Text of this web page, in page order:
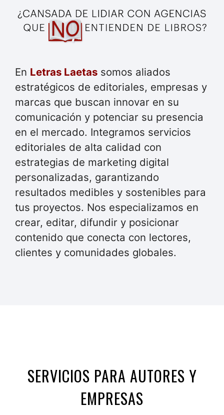
En Letras Laetas somos aliados
estratégicos de editoriales, empresas y
marcas que buscan innovar en su
comunicación y potenciar su presencia
en el mercado. Integramos servicios
editoriales de alta calidad con
estrategias de marketing digital
personalizadas, garantizando
resultados medibles y sostenibles para
tus proyectos. Nos especializamos en
crear, editar, difundir y posicionar
contenido que conecta con lectores,
clientes y comunidades globales.
SERVICIOS PARA AUTORES Y
EMPRESAS